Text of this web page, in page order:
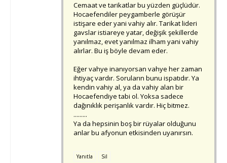
Cemaat ve tarikatlar bu yüzden güçlüdür.
Hocaefendiler peygamberle görüşür
istişare eder yani vahiy alır. Tarikat lideri
gavslar istiareye yatar, değişik şekillerde
yanılmaz, evet yanılmaz ilham yani vahiy
alırlar. Bu iş böyle devam eder.
Eğer vahye inanıyorsan vahye her zaman
ihtiyaç vardır. Soruların bunu ispatıdır. Ya
kendin vahiy al, ya da vahiy alan bir
Hocaefendiye tabi ol. Yoksa sadece
dağınıklık perişanlık vardır. Hiç bitmez.
.........
Ya da hepsinin boş bir rüyalar olduğunu
anlar bu afyonun etkisinden uyanırsın.
Yanıtla Sil